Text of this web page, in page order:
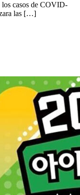
los casos de COVID-
las […]